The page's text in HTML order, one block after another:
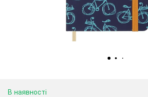
В наявності